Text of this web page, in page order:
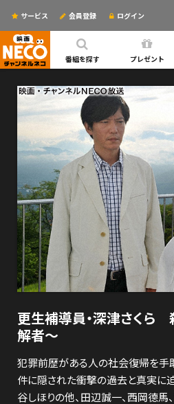
番組を探す プレゼント
サービス 会員登録 ログイン
ログインするとリマ
更生補導員・深津さくら
解者～
犯罪前歴がある人の社会復帰を手
件に隠された衝撃の過去と真実に
谷しほりの他、田辺誠一、西岡德馬